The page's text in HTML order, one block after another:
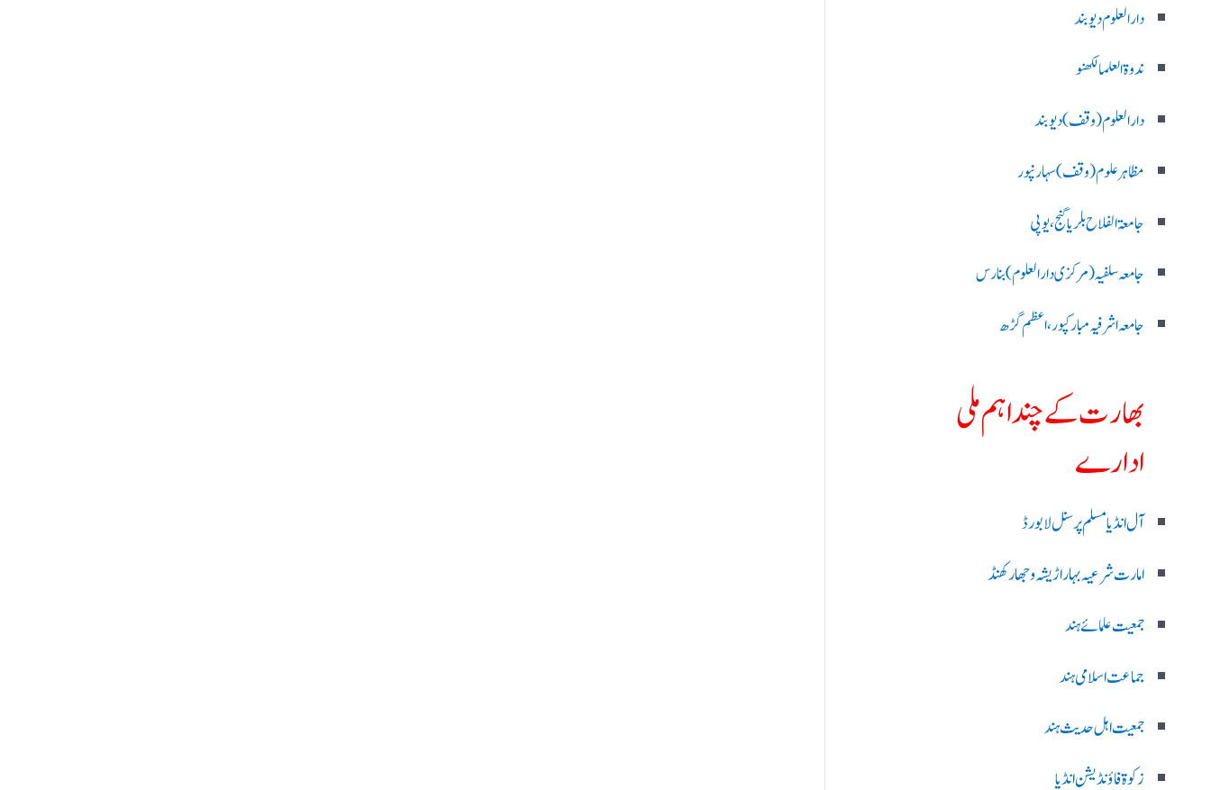
دارالعلوم دیوبند
ندوۃالعلما لکھنو
دارالعلوم (وقف)دیوبند
مظاہرعلوم (وقف)سہارنپور
جامعۃ الفلاح بلریاگنج،یوپی
جامعہ سلفیہ(مرکزی دارالعلوم )بنارس
جامعہ اشرفیہ مبارکپور،اعظم گڑھ
بھارت کے چند اہم ملی
ادارے
آل انڈیا مسلم پرسنل لا بورڈ
امارت شرعیہ بہار اڑیشہ و جھارکھنڈ
جمعیت علمائے ہند
جماعت اسلامی ہند
جمعیت اہل حدیث ہند
زکوۃ فاؤنڈیشن انڈیا